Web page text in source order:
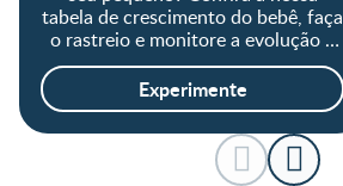
tabela de crescimento do bebê, faça
o rastreio e monitore a evolução o
tamanho do baby!
Experimente